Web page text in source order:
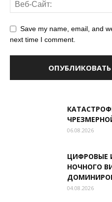
Save my name, email, and
next time I comment.
06.08.2026
ЦИФРОВЫЕ
НОЧНОГО
04.08.2026